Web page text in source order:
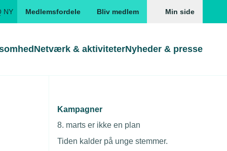
NY Medlemsfordele Bliv medlem Min side
Gå direkte til
Skabeloner og kontrakter
Gå direkte til
Skabeloner
Netværk & aktiviteterNyheder & presse
Kampagner
8. marts er ikke en plan
Tiden kalder på unge stemmer.
Sydjylland